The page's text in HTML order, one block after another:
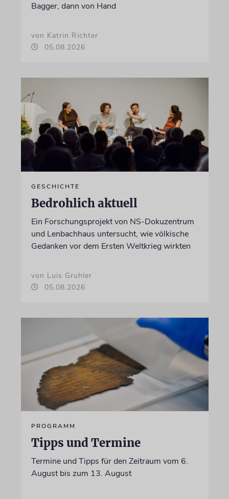
Bagger, dann von Hand
von Katrin Richter
05.08.2026
GESCHICHTE
Bedrohlich aktuell
Ein Forschungsprojekt von NS-Dokuzentrum
und Lenbachhaus untersucht, wie völkische
Gedanken vor dem Ersten Weltkrieg wirkten
von Luis Gruhler
05.08.2026
PROGRAMM
Tipps und Termine
Termine und Tipps für den Zeitraum vom 6.
August bis zum 13. August